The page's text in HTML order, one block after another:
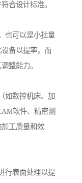
合设计标准。
也可以是小批量
备以提率，而
整能力。
如数控机床、加
软件、精密测
工质量和效
行表面处理以提